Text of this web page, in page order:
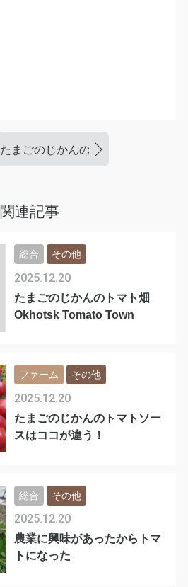
たまごのじかんのトマトソースはコ
関連記事
たまごのじかんのトマト畑
Okhotsk Tomato Town
2025.12.20
総合 その他
たまごのじかんのトマトソー
スはココが違う！
2025.12.20
ファーム その他
農業に興味があったからトマ
トになった
2025.12.20
総合 その他